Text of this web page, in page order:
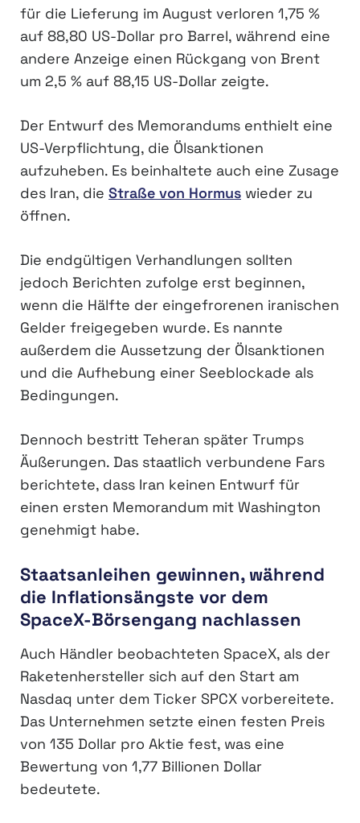
für die Lieferung im August verloren 1,75 %
auf 88,80 US-Dollar pro Barrel, während eine
andere Anzeige einen Rückgang von Brent
um 2,5 % auf 88,15 US-Dollar zeigte.
Der Entwurf des Memorandums enthielt eine
US-Verpflichtung, die Ölsanktionen
aufzuheben. Es beinhaltete auch eine Zusage
des Iran, die Straße von Hormus wieder zu
öffnen.
Die endgültigen Verhandlungen sollten
jedoch Berichten zufolge erst beginnen,
wenn die Hälfte der eingefrorenen iranischen
Gelder freigegeben wurde. Es nannte
außerdem die Aussetzung der Ölsanktionen
und die Aufhebung einer Seeblockade als
Bedingungen.
Dennoch bestritt Teheran später Trumps
Äußerungen. Das staatlich verbundene Fars
berichtete, dass Iran keinen Entwurf für
einen ersten Memorandum mit Washington
genehmigt habe.
Staatsanleihen gewinnen, während
die Inflationsängste vor dem
SpaceX-Börsengang nachlassen
Auch Händler beobachteten SpaceX, als der
Raketenhersteller sich auf den Start am
Nasdaq unter dem Ticker SPCX vorbereitete.
Das Unternehmen setzte einen festen Preis
von 135 Dollar pro Aktie fest, was eine
Bewertung von 1,77 Billionen Dollar
bedeutete.